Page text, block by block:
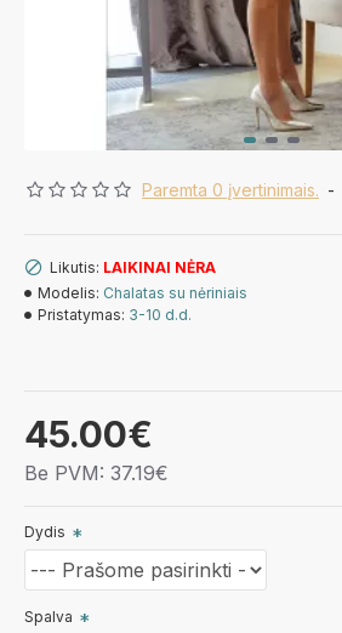
Paremta 0 įvertinimais. -
45.00€
Be PVM: 37.19€
Likutis: LAIKINAI NĖRA
Modelis: Chalatas su nėriniais
Pristatymas: 3-10 d.d.
Dydis
Spalva